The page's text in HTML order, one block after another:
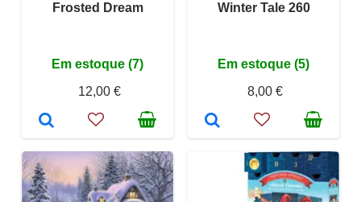
Frosted Dream
Em estoque (7)
12,00 €
Winter Tale 260
Em estoque (5)
8,00 €